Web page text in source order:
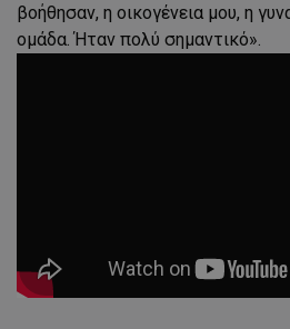
βοήθησαν, η οικογένεια μου, η
ομάδα. Ήταν πολύ σημαντικό».